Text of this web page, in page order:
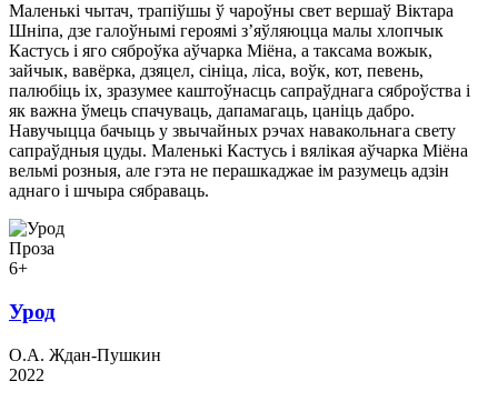
Маленькі чытач, трапіўшы ў чароўны свет вершаў Віктара
Шніпа, дзе галоўнымі героямі з’яўляюцца малы хлопчык
Кастусь і яго сяброўка аўчарка Міёна, а таксама вожык,
зайчык, вавёрка, дзяцел, сініца, ліса, воўк, кот, певень,
палюбіць іх, зразумее каштоўнасць сапраўднага сяброўства і
як важна ўмець спачуваць, дапамагаць, цаніць дабро.
Навучыцца бачыць у звычайных рэчах навакольнага свету
сапраўдныя цуды. Маленькі Кастусь і вялікая аўчарка Міёна
вельмі розныя, але гэта не перашкаджае ім разумець адзін
аднаго і шчыра сябраваць.
Проза
6+
Урод
О.А. Ждан-Пушкин
2022